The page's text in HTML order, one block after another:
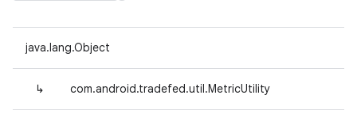
java.lang.Object
↳ com.android.tradefed.util.MetricUtility